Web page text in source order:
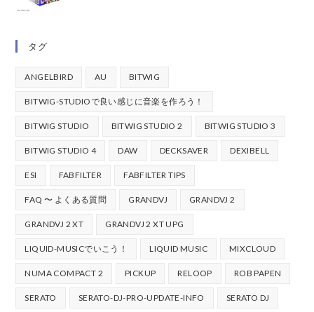
タグ
ANGELBIRD AU BITWIG
BITWIG-STUDIOで良い感じに音楽を作ろう！
BITWIG STUDIO BITWIG STUDIO 2 BITWIG STUDIO 3
BITWIG STUDIO 4 DAW DECKSAVER DEXIBELL
ESI FABFILTER FABFILTER TIPS
FAQ 〜 よくある質問 GRANDVJ GRANDVJ 2
GRANDVJ 2 XT GRANDVJ 2 XT UPG
LIQUID-MUSICでいこう！ LIQUID MUSIC MIXCLOUD
NUMA COMPACT 2 PICKUP RELOOP ROB PAPEN
SERATO SERATO-DJ-PRO-UPDATE-INFO SERATO DJ